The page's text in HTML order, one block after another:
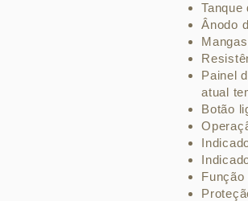
Ânodo
Painel
atual
Botão
Função